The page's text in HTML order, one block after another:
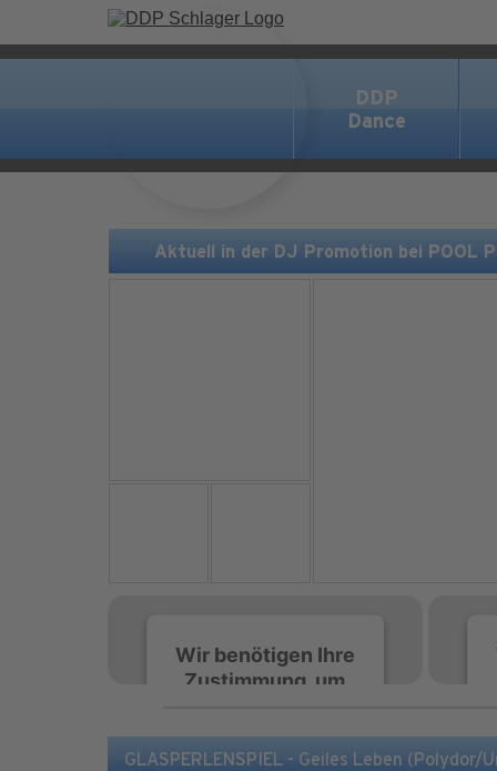
DDP
Dance
Aktuell in der DJ Promotion bei POOL
Wir benötigen Ihre
Zustimmung, um
Service zu laden!
GLASPERLENSPIEL - Geiles Leben (Polydor/